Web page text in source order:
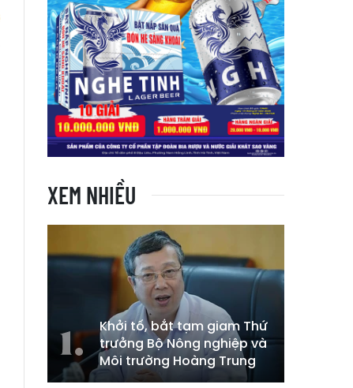
XEM NHIỀU
Khởi tố, bắt tạm giam Thứ
trưởng Bộ Nông nghiệp và
Môi trường Hoàng Trung